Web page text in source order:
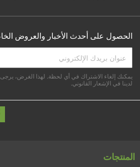
الحصول على أحدث الأخبار والعروض
يمكنك إلغاء الاشتراك في أي لحظة. لهذا الغرض، يرجى
لدينا في الإشعار القانوني.
المنتجات